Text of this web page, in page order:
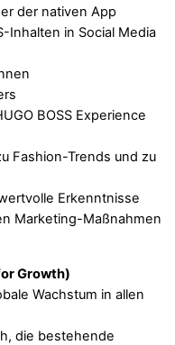
der nativen App
Inhalten in Social Media
BOSS Experience
Fashion-Trends und zu
Erkenntnisse
Marketing-Maßnahmen
Growth)
Wachstum in allen
die bestehende